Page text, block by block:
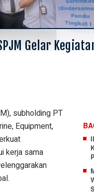
Gelar
subholding PT
Equipment,
kerja sama